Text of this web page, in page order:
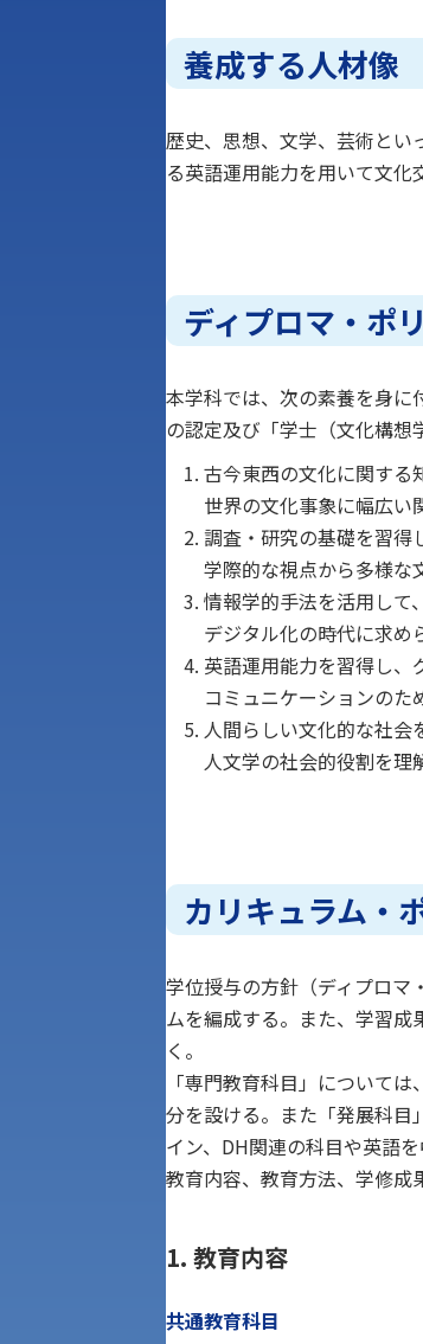
養成する人材像
歴史、思想、文学、芸術とい
る英語運用能力を用いて文
ディプロマ・ポ
本学科では、次の素養を身に
の認定及び「学士（文化構想
古今東西の文化に関する
世界の文化事象に幅広い
調査・研究の基礎を習得
学際的な視点から多様な
情報学的手法を活用して
デジタル化の時代に求め
英語運用能力を習得し、
コミュニケーションのた
人間らしい文化的な社会
人文学の社会的役割を理
カリキュラム・
学位授与の方針（ディプロマ
ムを編成する。また、学習
く。
「専門教育科目」について
分を設ける。また「発展科目
イン、DH関連の科目や英語
教育内容、教育方法、学修成
1. 教育内容
共通教育科目